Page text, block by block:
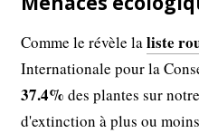
Comme le révèle laliste
Internationale pour la
37.4% des plantes sur
d'extinction à plus ou